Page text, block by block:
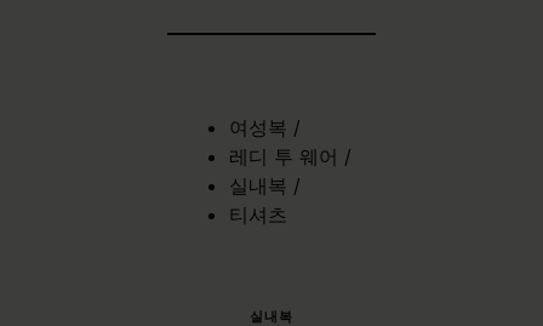
여성복 /
레디 투 웨어 /
실내복 /
티셔츠
실내복